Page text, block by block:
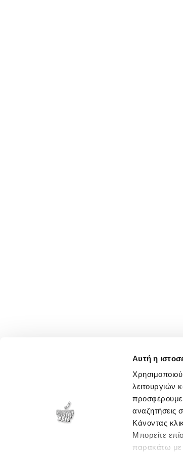
Αυτή η
λειτουργιών
προσφέρουμε
αναζητήσεις
Κάνοντας
Μπορείτε
παρακάτω με